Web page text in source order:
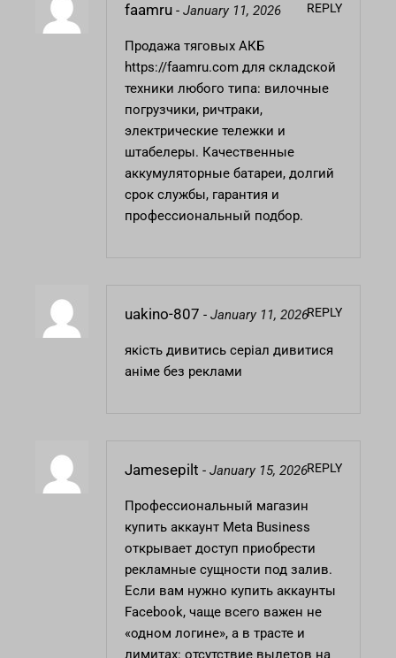
faamru - January 11, 2026 REPLY
Продажа тяговых АКБ
https://faamru.com для складской
техники любого типа: вилочные
погрузчики, ричтраки,
электрические тележки и
штабелеры. Качественные
аккумуляторные батареи, долгий
срок службы, гарантия и
профессиональный подбор.
uakino-807 - January 11, 2026REPLY
якість дивитись серіал дивитися
аніме без реклами
Jamesepilt - January 15, 2026REPLY
Профессиональный магазин
купить аккаунт Meta Business
открывает доступ приобрести
рекламные сущности под залив.
Если вам нужно купить аккаунты
Facebook, чаще всего важен не
«одном логине», а в трасте и
лимитах: отсутствие вылетов на